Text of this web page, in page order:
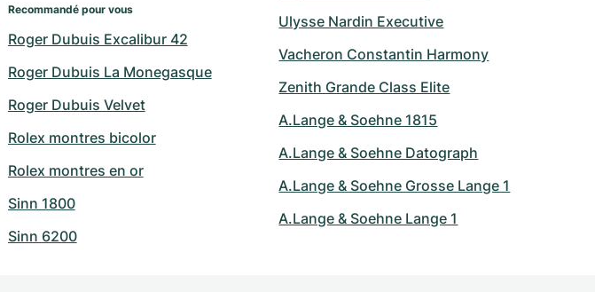
Recommandé pour vous
Roger Dubuis Excalibur 42
Roger Dubuis La Monegasque
Roger Dubuis Velvet
Rolex montres bicolor
Rolex montres en or
Sinn 1800
Sinn 6200
Ulysse Nardin Executive
Vacheron Constantin Harmony
Zenith Grande Class Elite
A.Lange & Soehne 1815
A.Lange & Soehne Datograph
A.Lange & Soehne Grosse Lange 1
A.Lange & Soehne Lange 1